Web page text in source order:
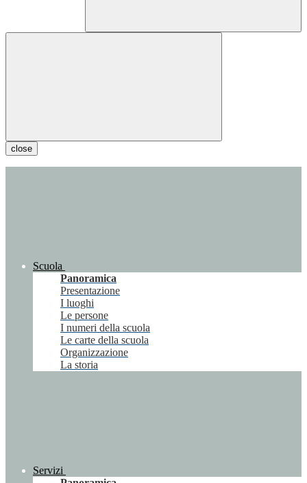
close
Scuola
Panoramica
Presentazione
I luoghi
Le persone
I numeri della scuola
Le carte della scuola
Organizzazione
La storia
Servizi